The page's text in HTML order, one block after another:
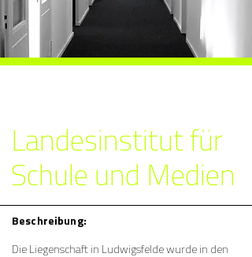
Landesinstitut für
Schule und Medien
Beschreibung:
Die Liegenschaft in Ludwigsfelde wurde in den